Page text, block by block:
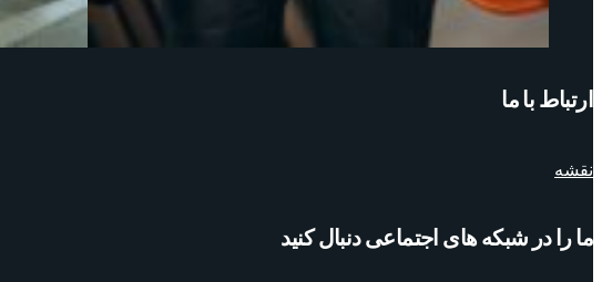
ارتباط با ما
نقشه
ما را در شبکه های اجتماعی دنبال کنید